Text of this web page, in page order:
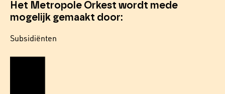
Het Metropole Orkest wordt mede
mogelijk gemaakt door:
Subsidiënten